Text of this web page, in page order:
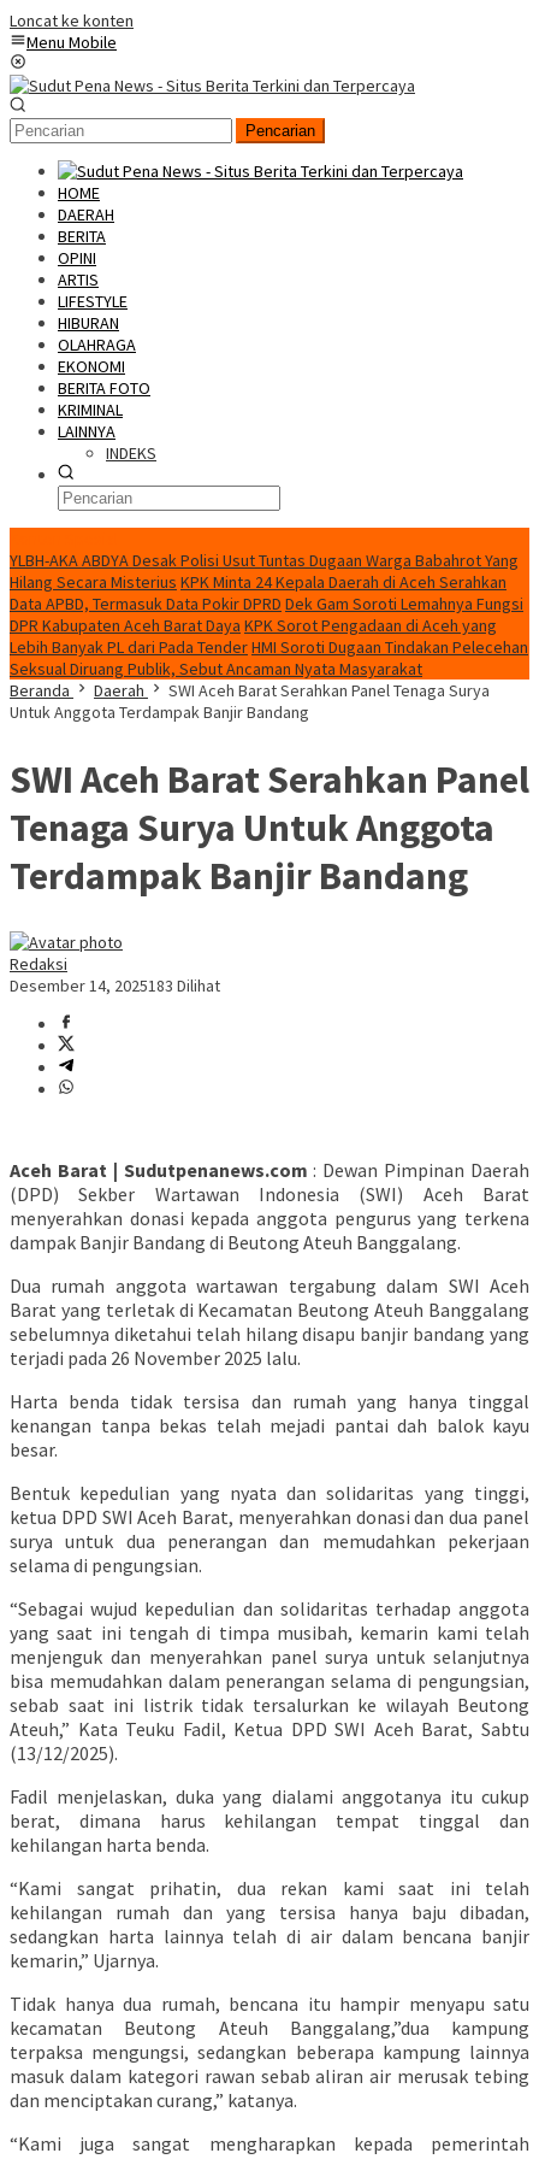
Loncat ke konten
Menu Mobile
Pencarian
HOME
DAERAH
BERITA
OPINI
ARTIS
LIFESTYLE
HIBURAN
OLAHRAGA
EKONOMI
BERITA FOTO
KRIMINAL
LAINNYA
INDEKS
YLBH-AKA ABDYA Desak Polisi Usut Tuntas Dugaan Warga Babahrot Yang
Hilang Secara Misterius KPK Minta 24 Kepala Daerah di Aceh Serahkan
Data APBD, Termasuk Data Pokir DPRD Dek Gam Soroti Lemahnya Fungsi
DPR Kabupaten Aceh Barat Daya KPK Sorot Pengadaan di Aceh yang
Lebih Banyak PL dari Pada TenderHMI Soroti Dugaan Tindakan Pelecehan
Seksual Diruang Publik, Sebut Ancaman Nyata Masyarakat
Beranda
Daerah
SWI Aceh Barat Serahkan Panel Tenaga Surya
Untuk Anggota Terdampak Banjir Bandang
SWI Aceh Barat Serahkan Panel
Tenaga Surya Untuk Anggota
Terdampak Banjir Bandang
Redaksi
Desember 14, 2025183 Dilihat
Aceh Barat | Sudutpenanews.com : Dewan Pimpinan Daerah
(DPD) Sekber Wartawan Indonesia (SWI) Aceh Barat
menyerahkan donasi kepada anggota pengurus yang terkena
dampak Banjir Bandang di Beutong Ateuh Banggalang.
Dua rumah anggota wartawan tergabung dalam SWI Aceh
Barat yang terletak di Kecamatan Beutong Ateuh Banggalang
sebelumnya diketahui telah hilang disapu banjir bandang yang
terjadi pada 26 November 2025 lalu.
Harta benda tidak tersisa dan rumah yang hanya tinggal
kenangan tanpa bekas telah mejadi pantai dah balok kayu
besar.
Bentuk kepedulian yang nyata dan solidaritas yang tinggi,
ketua DPD SWI Aceh Barat, menyerahkan donasi dan dua panel
surya untuk dua penerangan dan memudahkan pekerjaan
selama di pengungsian.
“Sebagai wujud kepedulian dan solidaritas terhadap anggota
yang saat ini tengah di timpa musibah, kemarin kami telah
menjenguk dan menyerahkan panel surya untuk selanjutnya
bisa memudahkan dalam penerangan selama di pengungsian,
sebab saat ini listrik tidak tersalurkan ke wilayah Beutong
Ateuh,” Kata Teuku Fadil, Ketua DPD SWI Aceh Barat, Sabtu
(13/12/2025).
Fadil menjelaskan, duka yang dialami anggotanya itu cukup
berat, dimana harus kehilangan tempat tinggal dan
kehilangan harta benda.
“Kami sangat prihatin, dua rekan kami saat ini telah
kehilangan rumah dan yang tersisa hanya baju dibadan,
sedangkan harta lainnya telah di air dalam bencana banjir
kemarin,” Ujarnya.
Tidak hanya dua rumah, bencana itu hampir menyapu satu
kecamatan Beutong Ateuh Banggalang,”dua kampung
terpaksa mengungsi, sedangkan beberapa kampung lainnya
masuk dalam kategori rawan sebab aliran air merusak tebing
dan menciptakan curang,” katanya.
“Kami juga sangat mengharapkan kepada pemerintah